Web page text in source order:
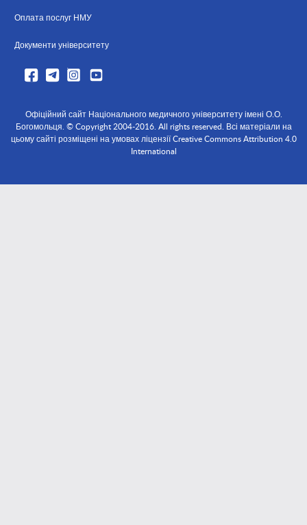
Оплата послуг НМУ
Документи університету
Офіційний сайт Національного медичного університету імені О.О.
Богомольця. © Copyright 2004-2016. All rights reserved. Всі матеріали на
цьому сайті розміщені на умовах ліцензії Creative Commons Attribution 4.0
International